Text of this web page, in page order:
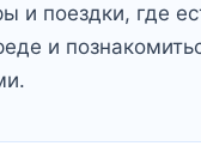
и поездки, где
и